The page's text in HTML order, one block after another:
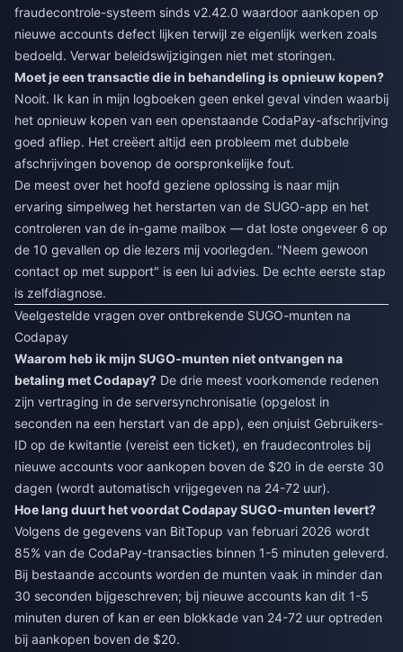
fraudecontrole-systeem sinds v2.42.0 waardoor aankopen op
nieuwe accounts defect lijken terwijl ze eigenlijk werken zoals
bedoeld. Verwar beleidswijzigingen niet met storingen.
Moet je een transactie die in behandeling is opnieuw kopen?
Nooit. Ik kan in mijn logboeken geen enkel geval vinden waarbij
het opnieuw kopen van een openstaande CodaPay-afschrijving
goed afliep. Het creëert altijd een probleem met dubbele
afschrijvingen bovenop de oorspronkelijke fout.
De meest over het hoofd geziene oplossing is naar mijn
ervaring simpelweg het herstarten van de SUGO-app en het
controleren van de in-game mailbox — dat loste ongeveer 6 op
de 10 gevallen op die lezers mij voorlegden. "Neem gewoon
contact op met support" is een lui advies. De echte eerste stap
is zelfdiagnose.
Veelgestelde vragen over ontbrekende SUGO-munten na
Codapay
Waarom heb ik mijn SUGO-munten niet ontvangen na
betaling met Codapay? De drie meest voorkomende redenen
zijn vertraging in de serversynchronisatie (opgelost in
seconden na een herstart van de app), een onjuist Gebruikers-
ID op de kwitantie (vereist een ticket), en fraudecontroles bij
nieuwe accounts voor aankopen boven de $20 in de eerste 30
dagen (wordt automatisch vrijgegeven na 24-72 uur).
Hoe lang duurt het voordat Codapay SUGO-munten levert?
Volgens de gegevens van BitTopup van februari 2026 wordt
85% van de CodaPay-transacties binnen 1-5 minuten geleverd.
Bij bestaande accounts worden de munten vaak in minder dan
30 seconden bijgeschreven; bij nieuwe accounts kan dit 1-5
minuten duren of kan er een blokkade van 24-72 uur optreden
bij aankopen boven de $20.